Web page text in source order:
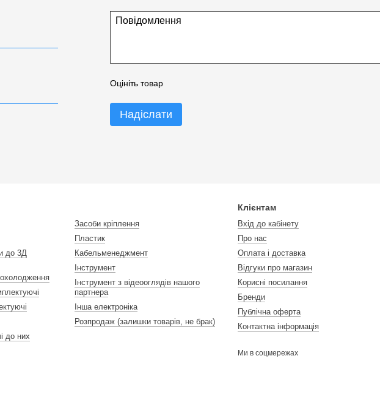
Оцініть товар
Надіслати
до 3Д
охолодження
до них
Засоби кріплення
Пластик
Кабельменеджмент
Інструмент
Інструмент з відеооглядів нашого
партнера
Інша електроніка
Розпродаж (залишки товарів, не брак)
Клієнтам
Вхід до кабінету
Про нас
Оплата і доставка
Відгуки про магазин
Корисні посилання
Бренди
Публічна оферта
Контактна інформація
Ми в соцмережах